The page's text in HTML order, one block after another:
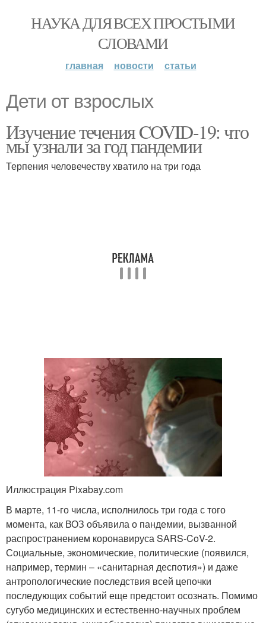
НАУКА ДЛЯ ВСЕХ ПРОСТЫМИ
СЛОВАМИ
главная новости статьи
Дети от взрослых
Изучение течения COVID-19: что
мы узнали за год пандемии
Терпения человечеству хватило на три года
Иллюстрация Pixabay.com
В марте, 11-го числа, исполнилось три года с того
момента, как ВОЗ объявила о пандемии, вызванной
распространением коронавируса SARS-CoV-2.
Социальные, экономические, политические (появился,
например, термин – «санитарная деспотия») и даже
антропологические последствия всей цепочки
последующих событий еще предстоит осознать. Помимо
сугубо медицинских и естественно-научных проблем